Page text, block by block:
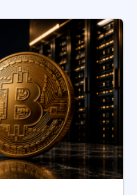
há 7 horas
de cripto
diário